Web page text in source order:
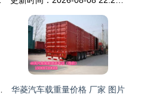
华菱汽车载重量价格 厂家 图片